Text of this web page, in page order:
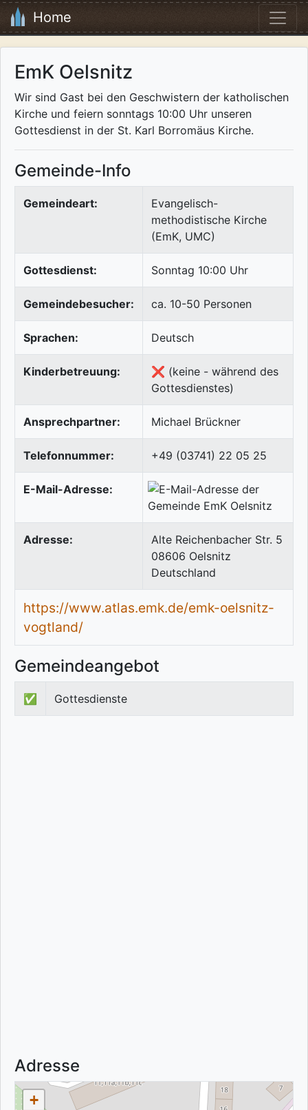
Home
EmK Oelsnitz
Wir sind Gast bei den Geschwistern der katholischen
Kirche und feiern sonntags 10:00 Uhr unseren
Gottesdienst in der St. Karl Borromäus Kirche.
Gemeinde-Info
Gemeindeart:
Evangelisch-
methodistische Kirche
(EmK, UMC)
Gottesdienst: Sonntag 10:00 Uhr
Gemeindebesucher: ca. 10-50 Personen
Sprachen: Deutsch
Kinderbetreuung:
❌ (keine - während des
Gottesdienstes)
Ansprechpartner: Michael Brückner
Telefonnummer: +49 (03741) 22 05 25
E-Mail-Adresse:
Adresse:
Alte Reichenbacher Str. 5
08606 Oelsnitz
Deutschland
https://www.atlas.emk.de/emk-oelsnitz-
vogtland/
Gemeindeangebot
✅ Gottesdienste
Adresse
+